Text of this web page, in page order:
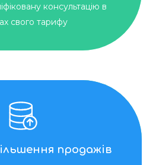
консультацію в
свого тарифу
продажів